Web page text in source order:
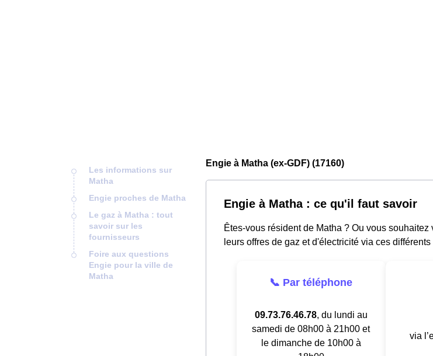
Les informations sur
Matha
Engie proches de Matha
Le gaz à Matha : tout
savoir sur les
fournisseurs
Foire aux questions
Engie pour la ville de
Matha
Engie à Matha (ex-GDF) (17160)
Engie à Matha : ce qu'il faut savoir
Êtes-vous résident de Matha ? Ou vous
leurs offres de gaz et d'électricité via ces
📞 Par téléphone
09.73.76.46.78, du lundi au
samedi de 08h00 à 21h00 et
le dimanche de 10h00 à
via